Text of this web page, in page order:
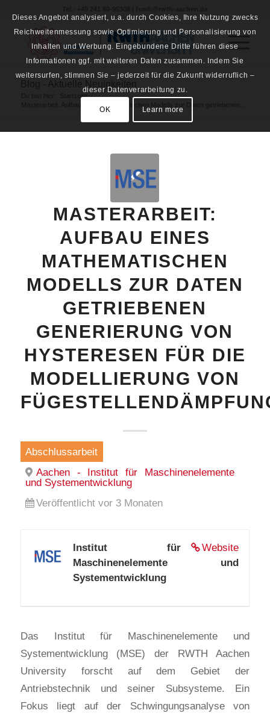
Startseite /
MASTERARBEIT:
AUFBAU EINES
MATHEMATISCHEN
MODELLS ZUR DATEN
GETRIEBENEN
GENERIERUNG VON
HYSTERESEN FÜR DIE
MODELLIERUNG VON
Abschlussarbeit
Aachen - Institut für Maschinenelemente
und Systementwicklung
Veröffentlicht vor 3 Monaten
Website
Institut für
Maschinenelemente und
Systementwicklung
Das Institut für Maschinenelemente und
Systementwicklung (MSE) der RWTH Aachen
University forscht auf dem Gebiet der
Antriebstechnik und seiner Subsysteme. Ein
Fokus liegt auf der Schwingungsanalyse von
Dieses Angebot analysiert, u.a. durch Cookies, Ihre Nutzung zwecks
Reichweitenmessung sowie Optimierung und Personalisierung von
Inhalten und Werbung. Eingebundene Dritte führen diese
Informationen ggf. mit weiteren Daten zusammen. Indem Sie
weitersurfen, stimmen Sie – jederzeit für die Zukunft widerruflich –
dieser Datenverarbeitung zu.
OK Learn more